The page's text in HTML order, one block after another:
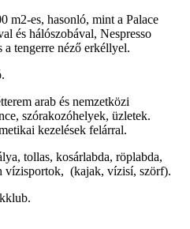
m2-es, hasonló, mint a Palace
és hálószobával, Nespresso
tengerre néző erkéllyel.
arab és nemzetközi
szórakozóhelyek, üzletek.
kezelések felárral.
tollas, kosárlabda, röplabda,
vízisportok, (kajak, vízisí, szörf).